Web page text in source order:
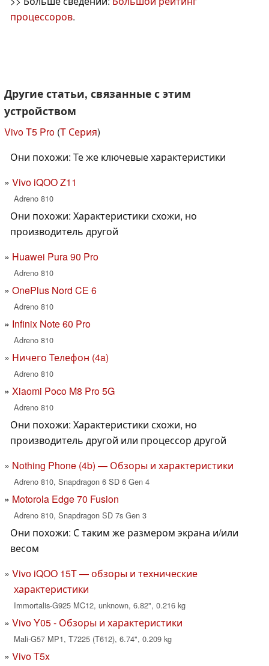
процессоров.
Другие статьи, связанные с этим
устройством
Vivo T5 Pro (T Серия)
Они похожи: Те же ключевые характеристики
Vivo iQOO Z11
Adreno 810
Они похожи: Характеристики схожи, но
производитель другой
Huawei Pura 90 Pro
Adreno 810
OnePlus Nord CE 6
Adreno 810
Infinix Note 60 Pro
Adreno 810
Ничего Телефон (4a)
Adreno 810
Xiaomi Poco M8 Pro 5G
Adreno 810
Они похожи: Характеристики схожи, но
производитель другой или процессор другой
Nothing Phone (4b) — Обзоры и характеристики
Adreno 810, Snapdragon 6 SD 6 Gen 4
Motorola Edge 70 Fusion
Adreno 810, Snapdragon SD 7s Gen 3
Они похожи: С таким же размером экрана и/или
весом
Vivo iQOO 15T — обзоры и технические
характеристики
Immortalis-G925 MC12, unknown, 6.82", 0.216 kg
Vivo Y05 - Обзоры и характеристики
Mali-G57 MP1, T7225 (T612), 6.74", 0.209 kg
Vivo T5x